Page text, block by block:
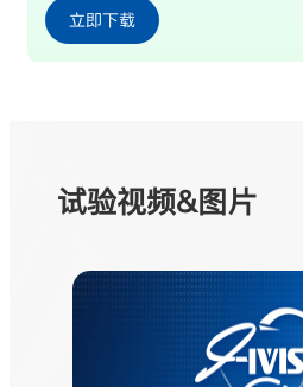
立即下载
试验视频&图片